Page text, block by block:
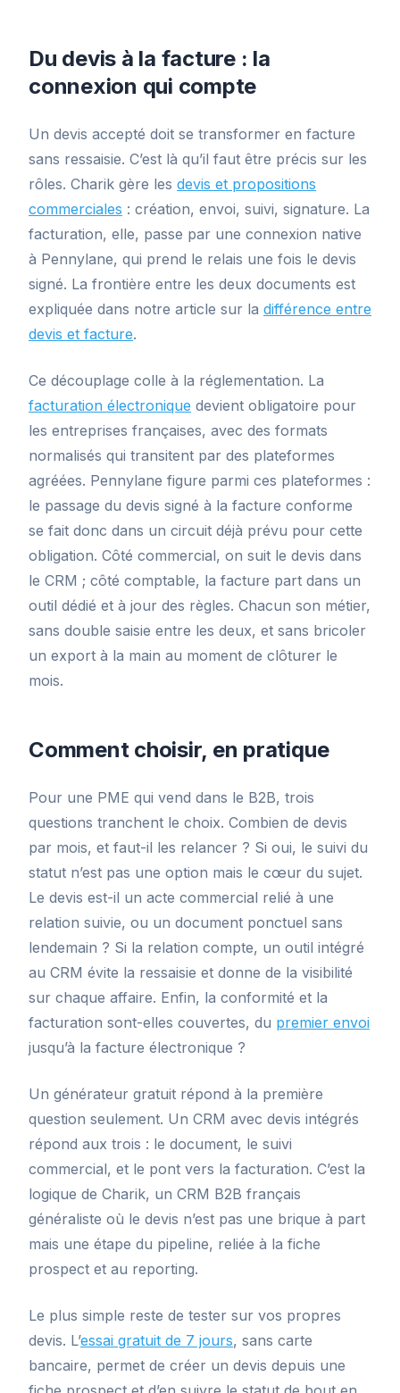
Du devis à la facture : la
connexion qui compte
Un devis accepté doit se transformer en facture
sans ressaisie. C’est là qu’il faut être précis sur les
rôles. Charik gère les devis et propositions
commerciales : création, envoi, suivi, signature. La
facturation, elle, passe par une connexion native
à Pennylane, qui prend le relais une fois le devis
signé. La frontière entre les deux documents est
expliquée dans notre article sur la différence entre
devis et facture.
Ce découplage colle à la réglementation. La
facturation électronique devient obligatoire pour
les entreprises françaises, avec des formats
normalisés qui transitent par des plateformes
agréées. Pennylane figure parmi ces plateformes :
le passage du devis signé à la facture conforme
se fait donc dans un circuit déjà prévu pour cette
obligation. Côté commercial, on suit le devis dans
le CRM ; côté comptable, la facture part dans un
outil dédié et à jour des règles. Chacun son métier,
sans double saisie entre les deux, et sans bricoler
un export à la main au moment de clôturer le
mois.
Comment choisir, en pratique
Pour une PME qui vend dans le B2B, trois
questions tranchent le choix. Combien de devis
par mois, et faut-il les relancer ? Si oui, le suivi du
statut n’est pas une option mais le cœur du sujet.
Le devis est-il un acte commercial relié à une
relation suivie, ou un document ponctuel sans
lendemain ? Si la relation compte, un outil intégré
au CRM évite la ressaisie et donne de la visibilité
sur chaque affaire. Enfin, la conformité et la
facturation sont-elles couvertes, du premier envoi
jusqu’à la facture électronique ?
Un générateur gratuit répond à la première
question seulement. Un CRM avec devis intégrés
répond aux trois : le document, le suivi
commercial, et le pont vers la facturation. C’est la
logique de Charik, un CRM B2B français
généraliste où le devis n’est pas une brique à part
mais une étape du pipeline, reliée à la fiche
prospect et au reporting.
Le plus simple reste de tester sur vos propres
devis. L’essai gratuit de 7 jours, sans carte
bancaire, permet de créer un devis depuis une